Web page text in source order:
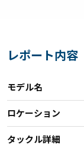
レポート内容
モデル名
ロケーション
タックル詳細